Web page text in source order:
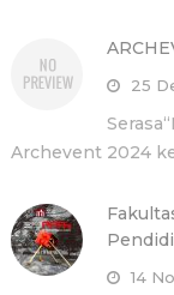
25
Archevent 2024
14